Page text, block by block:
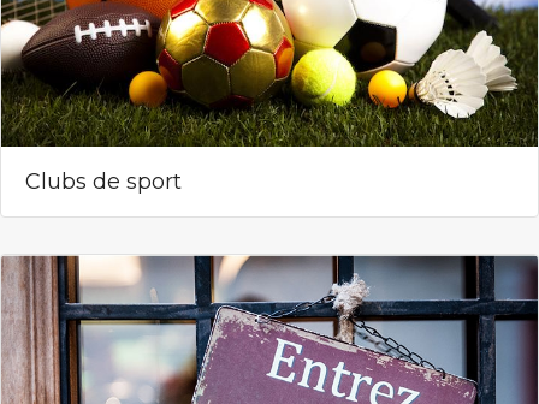
Clubs de sport